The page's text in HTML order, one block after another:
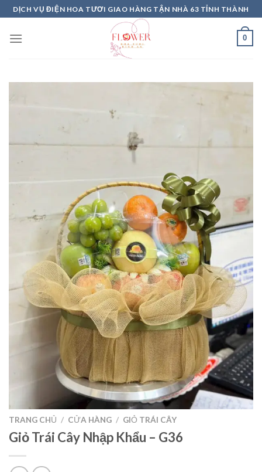
Skip
to
content
DỊCH VỤ ĐIỆN HOA TƯƠI GIAO HÀNG TẬN NHÀ 63 TỈNH THÀNH
0
TRANG CHỦ / CỬA HÀNG / GIỎ TRÁI CÂY
Giỏ Trái Cây Nhập Khẩu – G36